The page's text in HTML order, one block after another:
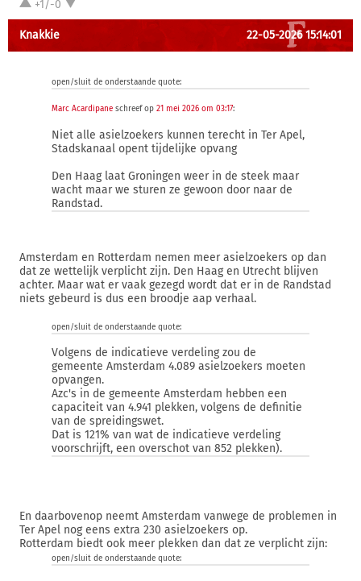
+1/-0
Knakkie 22-05-2026 15:14:01
open/sluit de onderstaande quote:
Marc Acardipane schreef op 21 mei 2026 om 03:17:
Niet alle asielzoekers kunnen terecht in Ter Apel,
Stadskanaal opent tijdelijke opvang
Den Haag laat Groningen weer in de steek maar
wacht maar we sturen ze gewoon door naar de
Randstad.
Amsterdam en Rotterdam nemen meer asielzoekers op dan
dat ze wettelijk verplicht zijn. Den Haag en Utrecht blijven
achter. Maar wat er vaak gezegd wordt dat er in de Randstad
niets gebeurd is dus een broodje aap verhaal.
open/sluit de onderstaande quote:
Volgens de indicatieve verdeling zou de
gemeente Amsterdam 4.089 asielzoekers moeten
opvangen.
Azc's in de gemeente Amsterdam hebben een
capaciteit van 4.941 plekken, volgens de definitie
van de spreidingswet.
Dat is 121% van wat de indicatieve verdeling
voorschrijft, een overschot van 852 plekken).
En daarbovenop neemt Amsterdam vanwege de problemen in
Ter Apel nog eens extra 230 asielzoekers op.
Rotterdam biedt ook meer plekken dan dat ze verplicht zijn:
open/sluit de onderstaande quote: